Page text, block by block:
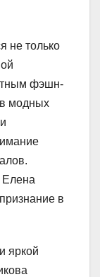
не только
фэшн-
в модных
Елена
в
яркой